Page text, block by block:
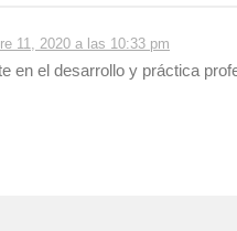
11, 2020 a las 10:33 pm
en el desarrollo y práctica